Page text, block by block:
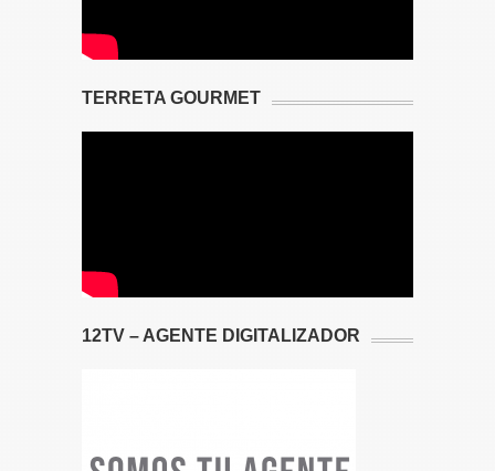
TERRETA GOURMET
12TV – AGENTE DIGITALIZADOR